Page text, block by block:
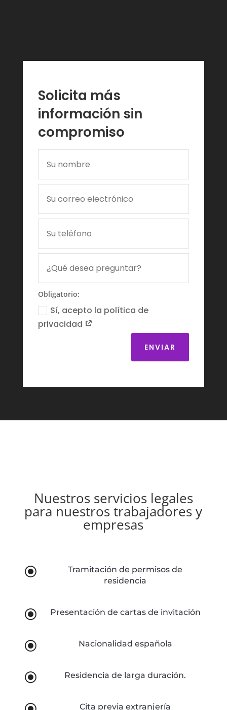
Solicita más
información sin
compromiso
Obligatorio:
Sí, acepto la política de
privacidad
ENVIAR
Nuestros servicios legales
para nuestros trabajadores y
empresas
\
Tramitación de permisos de
residencia
\ Presentación de cartas de invitación
\ Nacionalidad española
\ Residencia de larga duración.
Cita previa extranjería